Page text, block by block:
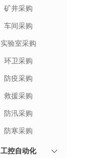
矿井采购
车间采购
实验室采购
环卫采购
防疫采购
救援采购
防汛采购
防寒采购
工控自动化